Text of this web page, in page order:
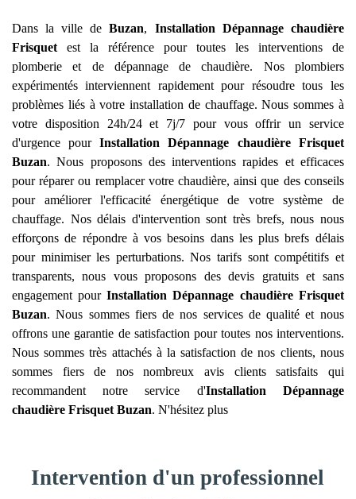
Dans la ville deBuzan, Installation Dépannage chaudière
Frisquet est la référence pour toutes les interventions de
plomberie et de dépannage de chaudière. Nos plombiers
expérimentés interviennent rapidement pour résoudre tous les
problèmes liés à votre installation de chauffage. Nous sommes à
votre disposition 24h/24 et 7j/7 pour vous offrir un service
d'urgence pourInstallation Dépannage chaudière Frisquet
Buzan. Nous proposons des interventions rapides et efficaces
pour réparer ou remplacer votre chaudière, ainsi que des conseils
pour améliorer l'efficacité énergétique de votre système de
chauffage. Nos délais d'intervention sont très brefs, nous nous
efforçons de répondre à vos besoins dans les plus brefs délais
pour minimiser les perturbations. Nos tarifs sont compétitifs et
transparents, nous vous proposons des devis gratuits et sans
engagement pourInstallation Dépannage chaudière Frisquet
Buzan. Nous sommes fiers de nos services de qualité et nous
offrons une garantie de satisfaction pour toutes nos interventions.
Nous sommes très attachés à la satisfaction de nos clients, nous
sommes fiers de nos nombreux avis clients satisfaits qui
recommandent notre service d'Installation Dépannage
chaudière Frisquet Buzan. N'hésitez plus
Intervention d'un professionnel